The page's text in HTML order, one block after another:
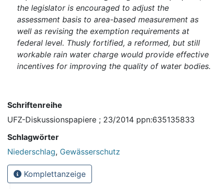
the legislator is encouraged to adjust the
assessment basis to area-based measurement as
well as revising the exemption requirements at
federal level. Thusly fortified, a reformed, but still
workable rain water charge would provide effective
incentives for improving the quality of water bodies.
Schriftenreihe
UFZ-Diskussionspapiere ; 23/2014 ppn:635135833
Schlagwörter
Niederschlag, Gewässerschutz
Komplettanzeige